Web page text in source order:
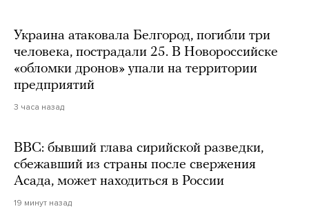
Украина атаковала Белгород, погибли три
человека, пострадали 25. В Новороссийске
«обломки дронов» упали на территории
предприятий
3 часа назад
BBC: бывший глава сирийской разведки,
сбежавший из страны после свержения
Асада, может находиться в России
19 минут назад